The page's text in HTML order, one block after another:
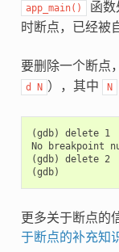
app_main()
函数
时断点，已经被
要删除一个断点
d N ），其中 N
(gdb) delete 1
No breakpoint
(gdb) delete 2
更多关于断点的
于断点的补充知